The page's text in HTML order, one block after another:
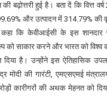
बढ़ोत्तरी हुई है। बता दें कि वित्त
और उत्पादन में 314.79% की
कि केवीआईसी के इस शानदार
को साकार करने और भारत को विश्व
दिया है। उन्होंने इस ऐतिहासिक
मोदी की गारंटी, एमएसएमई
कारीगरों की अथक मेहनत को